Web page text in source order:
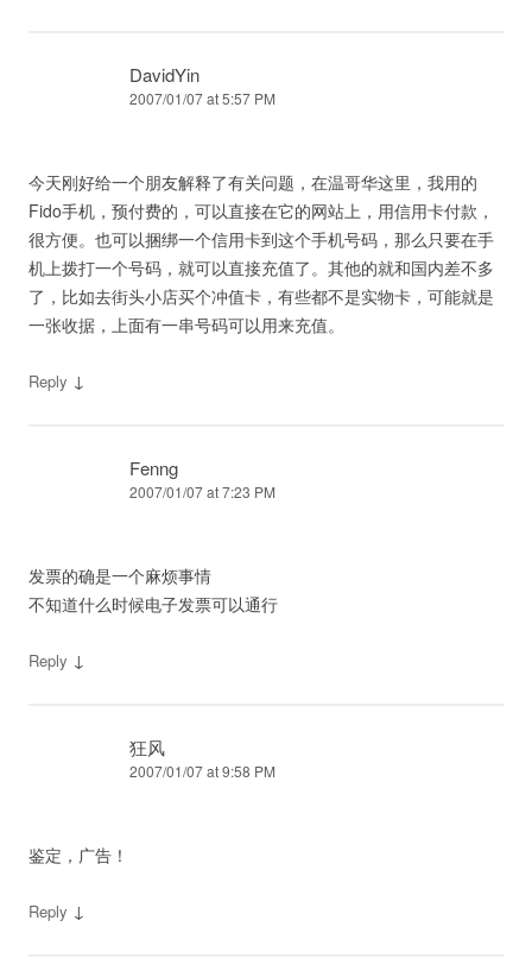
DavidYin
2007/01/07 at 5:57 PM
今天刚好给一个朋友解释了有关问题，在温哥华这里，我用的
Fido手机，预付费的，可以直接在它的网站上，用信用卡付款，
很方便。也可以捆绑一个信用卡到这个手机号码，那么只要在手
机上拨打一个号码，就可以直接充值了。其他的就和国内差不多
了，比如去街头小店买个冲值卡，有些都不是实物卡，可能就是
一张收据，上面有一串号码可以用来充值。
Reply ↓
Fenng
2007/01/07 at 7:23 PM
发票的确是一个麻烦事情
不知道什么时候电子发票可以通行
Reply ↓
狂风
2007/01/07 at 9:58 PM
鉴定，广告！
Reply ↓